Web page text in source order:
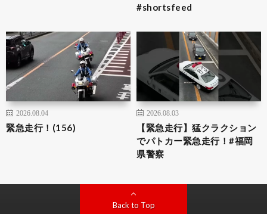
#shortsfeed
2026.08.04
緊急走行！(156)
2026.08.03
【緊急走行】猛クラクション
でパトカー緊急走行！#福岡
県警察
Back to Top